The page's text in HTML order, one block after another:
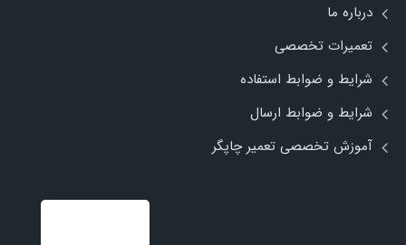
درباره ما
تعمیرات تخصصی
شرایط و ضوابط استفاده
شرایط و ضوابط ارسال
آموزش تخصصی تعمیر چاپگر